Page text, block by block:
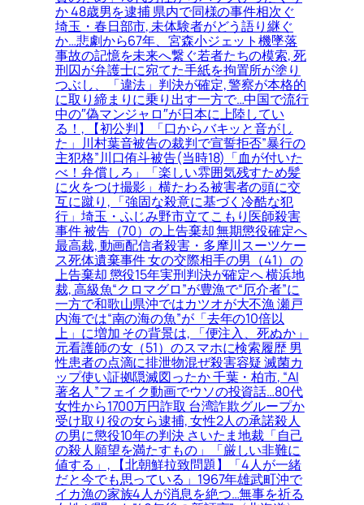
か 48歳男を逮捕 県内で同様の事件相次ぐ
埼玉・春日部市, 未体験者がどう語り継ぐ
か…悲劇から67年、宮森小ジェット機墜落
事故の記憶を未来へ繋ぐ若者たちの模索, 死
刑囚が弁護士に宛てた手紙を拘置所が塗り
つぶし、「違法」判決が確定, 警察が本格的
に取り締まりに乗り出す一方で…中国で流行
中の″偽マンジャロ″が日本に上陸してい
る！, 【初公判】「口からバキッと音がし
た」川村葉音被告の裁判で宣誓拒否”暴行の
主犯格”川口侑斗被告(当時18)「血が付いた
べ！弁償しろ」「楽しい雰囲気残すため髪
に火をつけ撮影」横たわる被害者の頭に交
互に蹴り, 「強固な殺意に基づく冷酷な犯
行」埼玉・ふじみ野市立てこもり医師殺害
事件 被告（70）の上告棄却 無期懲役確定へ
最高裁, 動画配信者殺害・多摩川スーツケー
ス死体遺棄事件 女の交際相手の男（41）の
上告棄却 懲役15年実刑判決が確定へ 横浜地
裁, 高級魚“クロマグロ”が豊漁で“厄介者”に
一方で和歌山県沖ではカツオが大不漁 瀬戸
内海では“南の海の魚”が「去年の10倍以
上」に増加 その背景は, 「便注入、死ぬか」
元看護師の女（51）のスマホに検索履歴 男
性患者の点滴に排泄物混ぜ殺害容疑 滅菌カ
ップ使い証拠隠滅図ったか 千葉・柏市, “AI
著名人”フェイク動画でウソの投資話…80代
女性から1700万円詐取 台湾詐欺グループか
受け取り役の女ら逮捕, 女性2人の承諾殺人
の男に懲役10年の判決 さいたま地裁「自己
の殺人願望を満たすもの」「厳しい非難に
値する」, 【北朝鮮拉致問題】「4人が一緒
だと今でも思っている」1967年雄武町沖で
イカ漁の家族4人が消息を絶つ…無事を祈る